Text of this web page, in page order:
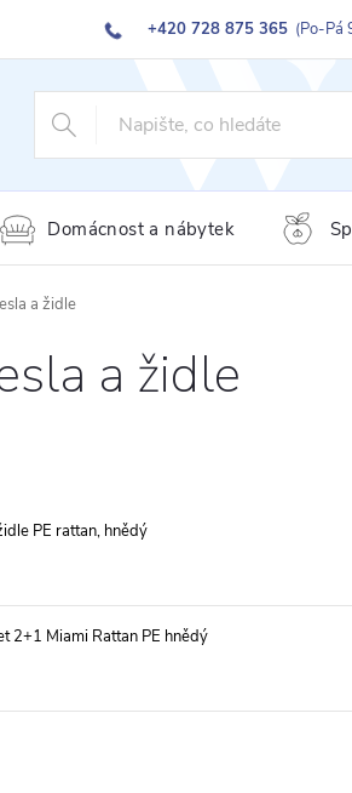
+420 728 875 365 (Po-Pá
Domácnost a nábytek
a židle
a židle
PE rattan, hnědý
2+1 Miami Rattan PE hnědý